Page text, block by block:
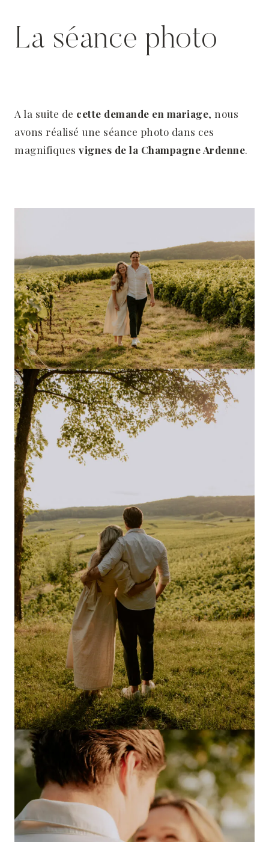
La séance photo
A la suite de cette demande en mariage, nous
avons réalisé une séance photo dans ces
magnifiquesvignes de la Champagne Ardenne.